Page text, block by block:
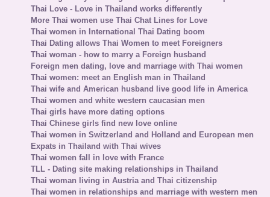
Thai Love - Love in Thailand works differently
More Thai women use Thai Chat Lines for Love
Thai women in International Thai Dating boom
Thai Dating allows Thai Women to meet Foreigners
Thai woman - how to marry a Foreign husband
Foreign men dating, love and marriage with Thai women
Thai women: meet an English man in Thailand
Thai wife and American husband live good life in America
Thai women and white western caucasian men
Thai girls have more dating options
Thai Chinese girls find new love online
Thai women in Switzerland and Holland and European men
Expats in Thailand with Thai wives
Thai women fall in love with France
TLL - Dating site making relationships in Thailand
Thai woman living in Austria and Thai citizenship
Thai women in relationships and marriage with western men